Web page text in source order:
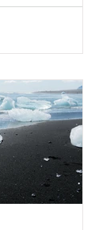
Infos unter:
| Facebook